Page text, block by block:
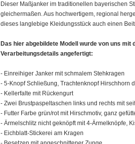
Dieser Maßjanker im traditionellen bayerischen
gleichermaßen. Aus hochwertigem, regional
dieses langlebige Kleidungsstück auch einen
Das hier abgebildete Modell wurde von uns mit
Verarbeitungsdetails angefertigt:
- Einreihiger Janker mit schmalem Stehkragen
- 5-Knopf Schließung, Trachtenknopf Hirschhorn
- Kellerfalte mit Rückengurt
- Zwei Brustpaspeltaschen links und rechts mit
- Futter Farbe grün/rot mit Hirschmotiv, ganz
- Ärmelschlitz nicht geknöpft mit 4-Ärmelknöpfe,
- Eichblatt-Stickerei am Kragen